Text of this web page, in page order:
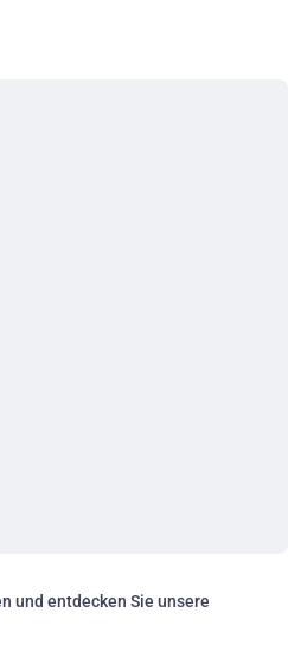
und entdecken Sie unsere